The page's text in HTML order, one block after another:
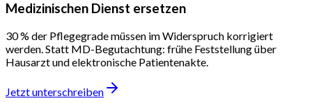
Medizinischen Dienst ersetzen
30 % der Pflegegrade müssen im Widerspruch korrigiert
werden. Statt MD-Begutachtung: frühe Feststellung über
Hausarzt und elektronische Patientenakte.
Jetzt unterschreiben